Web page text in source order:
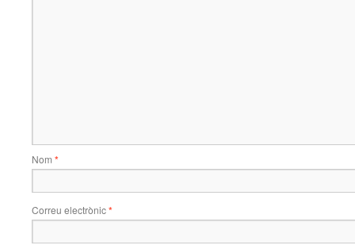
Nom *
Correu electrònic*